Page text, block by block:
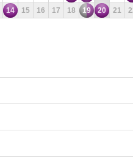
14 15 16 17 18 19 20 21